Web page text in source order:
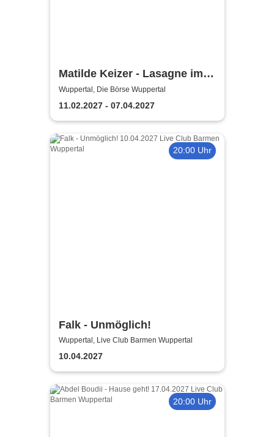
Matilde Keizer - Lasagne im
Bett
Wuppertal, Die Börse Wuppertal
11.02.2027 - 07.04.2027
20:00 Uhr
Falk - Unmöglich!
Wuppertal, Live Club Barmen Wuppertal
10.04.2027
20:00 Uhr